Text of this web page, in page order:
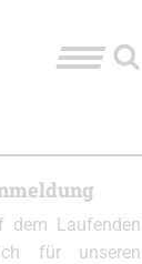
Laufenden
für unseren